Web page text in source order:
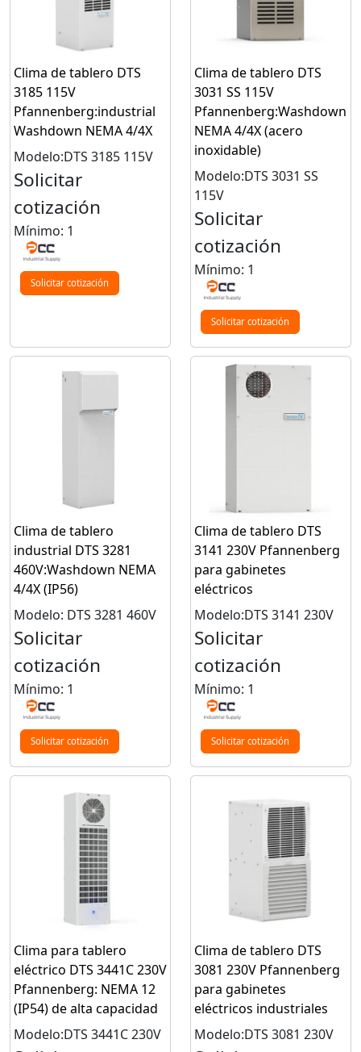
Clima de tablero DTS
3185 115V
Pfannenberg:industrial
Washdown NEMA 4/4X
Modelo:DTS 3185 115V
Solicitar
cotización
Mínimo: 1
Solicitar cotización
Clima de tablero DTS
3031 SS 115V
Pfannenberg:Washdown
NEMA 4/4X (acero
inoxidable)
Modelo:DTS 3031 SS
115V
Solicitar
cotización
Mínimo: 1
Solicitar cotización
Clima de tablero
industrial DTS 3281
460V:Washdown NEMA
4/4X (IP56)
Modelo: DTS 3281 460V
Solicitar
cotización
Mínimo: 1
Solicitar cotización
Clima de tablero DTS
3141 230V Pfannenberg
para gabinetes
eléctricos
Modelo:DTS 3141 230V
Solicitar
cotización
Mínimo: 1
Solicitar cotización
Clima para tablero
eléctrico DTS 3441C 230V
Pfannenberg: NEMA 12
(IP54) de alta capacidad
Modelo:DTS 3441C 230V
Clima de tablero DTS
3081 230V Pfannenberg
para gabinetes
eléctricos industriales
Modelo:DTS 3081 230V